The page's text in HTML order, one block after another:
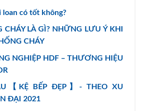
loan có tốt không?
CHÁY LÀ GÌ? NHỮNG LƯU Ý KHI
CHÁY
NGHIỆP HDF – THƯƠNG HIỆU
【KỆ BẾP ĐẸP】- THEO XU
ĐẠI 2021